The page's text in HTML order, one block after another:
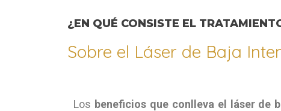
¿EN QUÉ CONSISTE EL
Sobre el Láser de Baja
Los beneficios que conlleva el láser de